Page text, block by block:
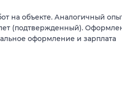
на объекте. Аналогичный
(подтвержденный).
оформление и зарплата